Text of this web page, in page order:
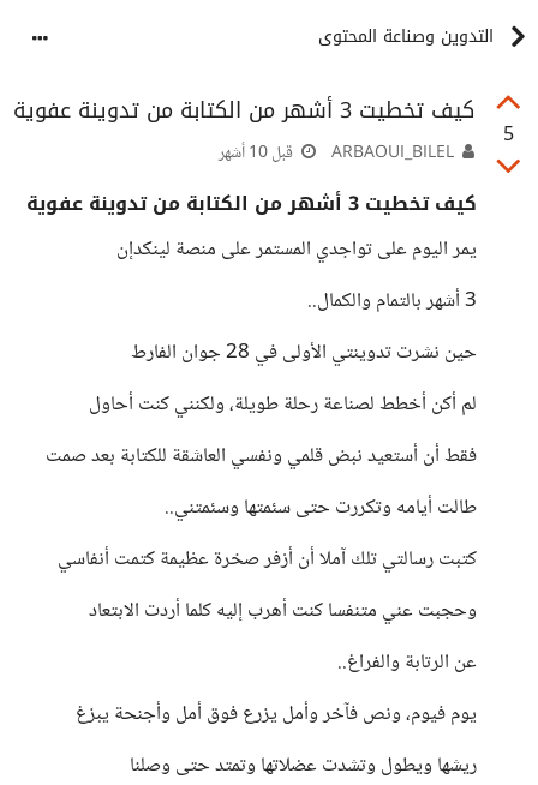
التدوين وصناعة المحتوى
5
كيف تخطيت 3 أشهر من الكتابة من تدوينة عفوية
قبل 10 أشهر
كيف تخطيت 3 أشهر من الكتابة من تدوينة عفوية
يمر اليوم على تواجدي المستمر على منصة لينكدإن
3 أشهر بالتمام والكمال..
حين نشرت تدوينتي الأولى في 28 جوان الفارط
لم أكن أخطط لصناعة رحلة طويلة، ولكنني كنت أحاول
فقط أن أستعيد نبض قلمي ونفسي العاشقة للكتابة بعد صمت
طالت أيامه وتكررت حتى سئمتها وسئمتني..
كتبت رسالتي تلك آملا أن أزفر صخرة عظيمة كتمت أنفاسي
وحجبت عني متنفسا كنت أهرب إليه كلما أردت الابتعاد
عن الرتابة والفراغ..
يوم فيوم، ونص فآخر وأمل يزرع فوق أمل وأجنحة يبزغ
ريشها ويطول وتشدت عضلاتها وتمتد حتى وصلنا